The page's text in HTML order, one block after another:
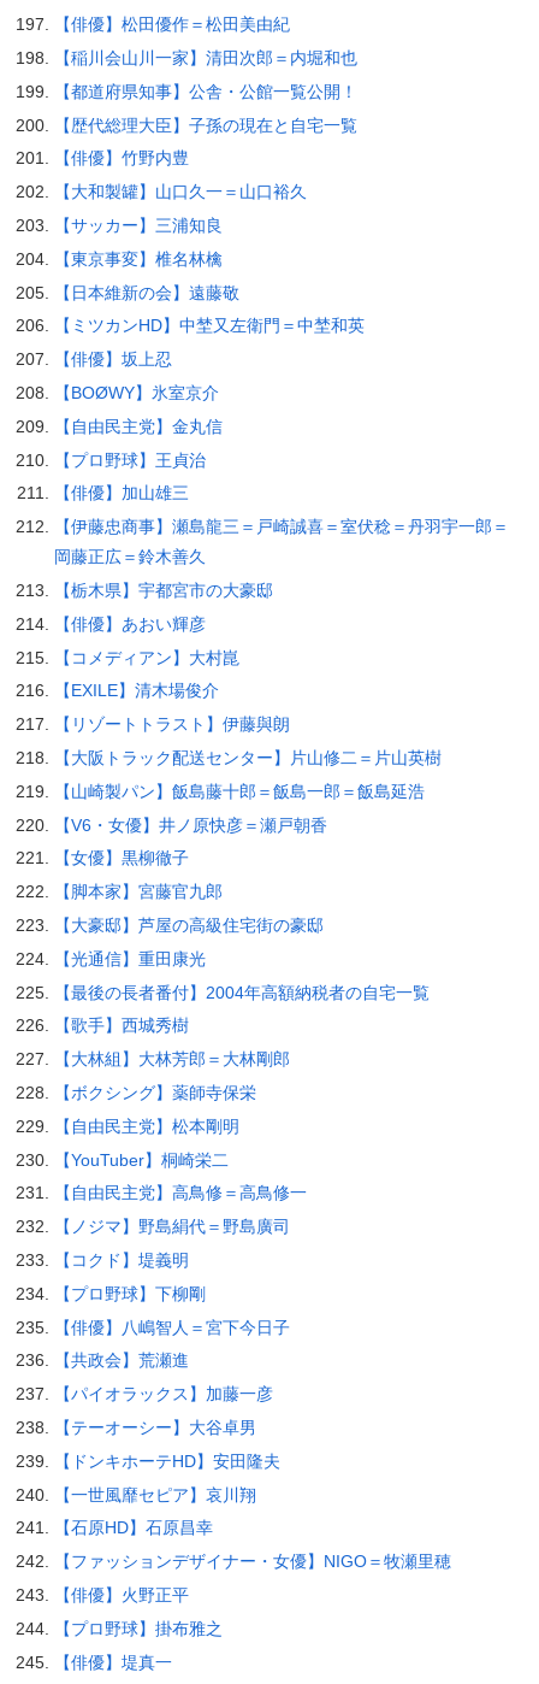
【俳優】松田優作＝松田美由紀
【稲川会山川一家】清田次郎＝内堀和也
【都道府県知事】公舎・公館一覧公開！
【歴代総理大臣】子孫の現在と自宅一覧
【俳優】竹野内豊
【大和製罐】山口久一＝山口裕久
【サッカー】三浦知良
【東京事変】椎名林檎
【日本維新の会】遠藤敬
【ミツカンHD】中埜又左衛門＝中埜和英
【俳優】坂上忍
【BOØWY】氷室京介
【自由民主党】金丸信
【プロ野球】王貞治
【俳優】加山雄三
【伊藤忠商事】瀬島龍三＝戸崎誠喜＝室伏稔＝丹羽宇一郎＝
岡藤正広＝鈴木善久
【栃木県】宇都宮市の大豪邸
【俳優】あおい輝彦
【コメディアン】大村崑
【EXILE】清木場俊介
【リゾートトラスト】伊藤與朗
【大阪トラック配送センター】片山修二＝片山英樹
【山崎製パン】飯島藤十郎＝飯島一郎＝飯島延浩
【V6・女優】井ノ原快彦＝瀬戸朝香
【女優】黒柳徹子
【脚本家】宮藤官九郎
【大豪邸】芦屋の高級住宅街の豪邸
【光通信】重田康光
【最後の長者番付】2004年高額納税者の自宅一覧
【歌手】西城秀樹
【大林組】大林芳郎＝大林剛郎
【ボクシング】薬師寺保栄
【自由民主党】松本剛明
【YouTuber】桐崎栄二
【自由民主党】高鳥修＝高鳥修一
【ノジマ】野島絹代＝野島廣司
【コクド】堤義明
【プロ野球】下柳剛
【俳優】八嶋智人＝宮下今日子
【共政会】荒瀬進
【パイオラックス】加藤一彦
【テーオーシー】大谷卓男
【ドンキホーテHD】安田隆夫
【一世風靡セピア】哀川翔
【石原HD】石原昌幸
【ファッションデザイナー・女優】NIGO＝牧瀬里穂
【俳優】火野正平
【プロ野球】掛布雅之
【俳優】堤真一